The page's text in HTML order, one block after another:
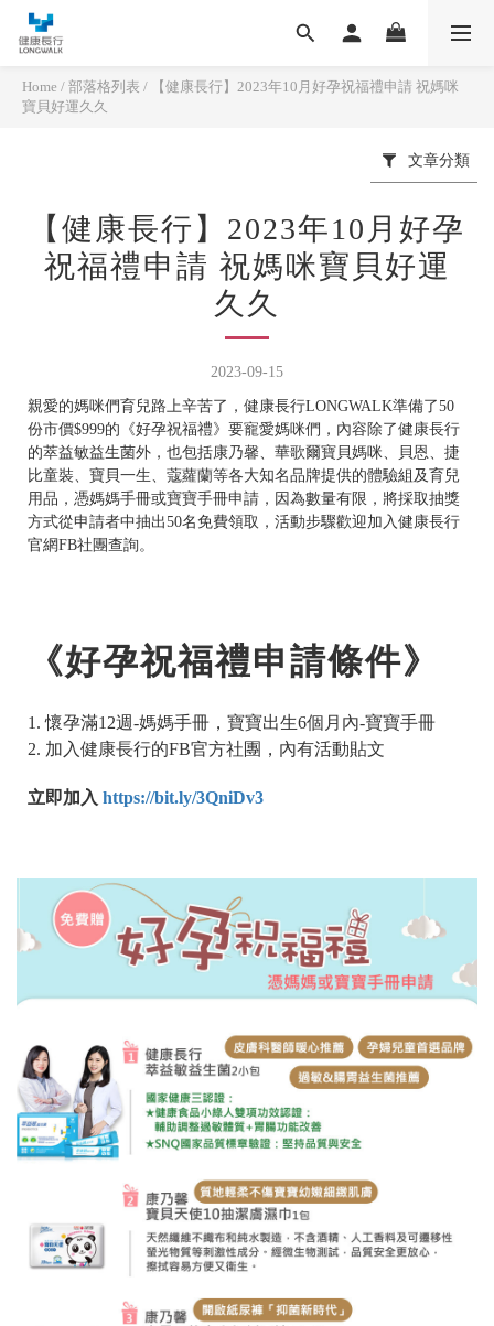
Home / 部落格列表 /
【健康長行】2023年10月好孕祝福禮申請 祝媽咪
寶貝好運久久
文章分類
【健康長行】2023年10月好孕
祝福禮申請 祝媽咪寶貝好運
久久
2023-09-15
親愛的媽咪們育兒路上辛苦了，健康長行LONGWALK準備了50
份市價$999的《好孕祝福禮》要寵愛媽咪們，內容除了健康長行
的萃益敏益生菌外，也包括康乃馨、華歌爾寶貝媽咪、貝恩、捷
比童裝、寶貝一生、蔻蘿蘭等各大知名品牌提供的體驗組及育兒
用品，憑媽媽手冊或寶寶手冊申請，因為數量有限，將採取抽獎
方式從申請者中抽出50名免費領取，活動步驟歡迎加入健康長行
官網FB社團查詢。
《好孕祝福禮申請條件》
1. 懷孕滿12週-媽媽手冊，寶寶出生6個月內-寶寶手冊
2. 加入健康長行的FB官方社團，內有活動貼文
立即加入 https://bit.ly/3QniDv3